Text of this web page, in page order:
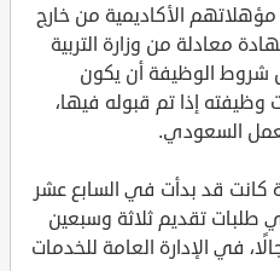
الأكاديمية من خارج
معادلة من وزارة التربية
شروط الوظيفة أن يكون
وظيفته إذا تم قبوله فيها،
السعودي.
كانت قد بدأت في السابع عشر
طلبات تقديم ثلاثة وسبعين
في الإدارة العامة للخدمات